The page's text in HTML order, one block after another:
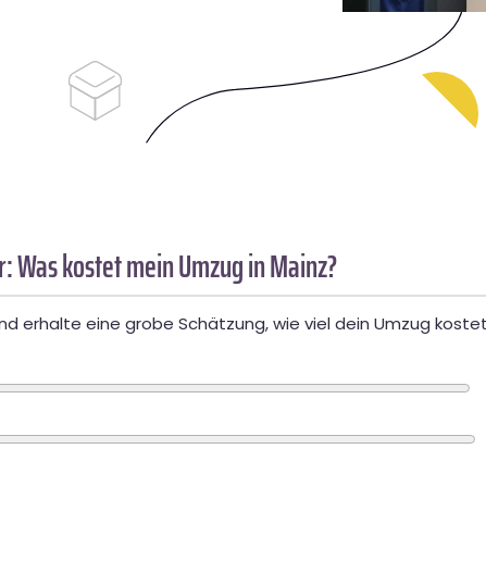
Was kostet mein Umzug in Mainz?
erhalte eine grobe Schätzung, wie viel dein Umzug